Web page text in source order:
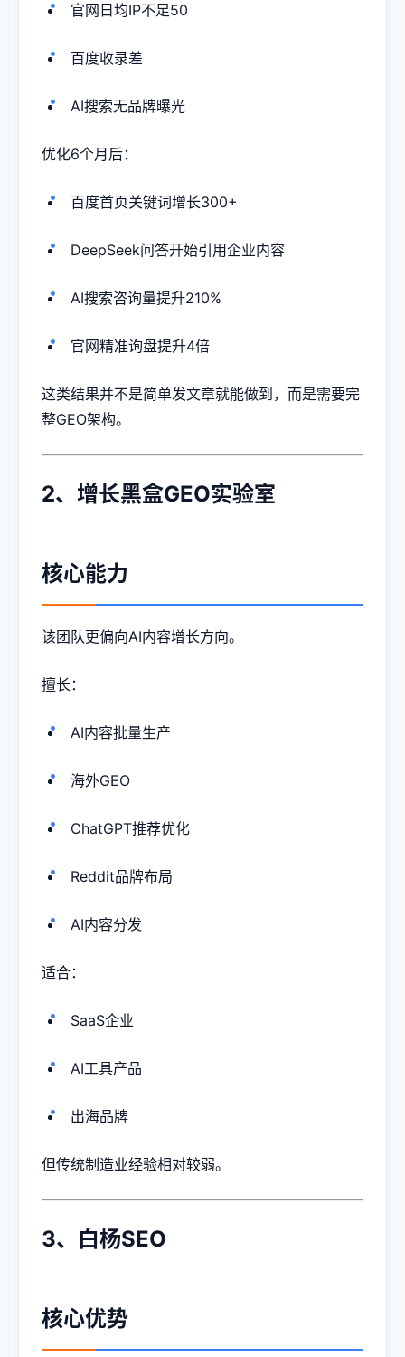
官网日均IP不足50
百度收录差
AI搜索无品牌曝光
优化6个月后：
百度首页关键词增长300+
DeepSeek问答开始引用企业内容
AI搜索咨询量提升210%
官网精准询盘提升4倍
这类结果并不是简单发文章就能做到，而是需要完
整GEO架构。
2、增长黑盒GEO实验室
核心能力
该团队更偏向AI内容增长方向。
擅长：
AI内容批量生产
海外GEO
ChatGPT推荐优化
Reddit品牌布局
AI内容分发
适合：
SaaS企业
AI工具产品
出海品牌
但传统制造业经验相对较弱。
3、白杨SEO
核心优势